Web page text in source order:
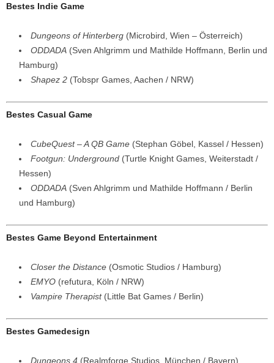
Bestes Indie Game
Dungeons of Hinterberg (Microbird, Wien – Österreich)
ODDADA (Sven Ahlgrimm und Mathilde Hoffmann, Berlin und
Hamburg)
Shapez 2 (Tobspr Games, Aachen / NRW)
Bestes Casual Game
CubeQuest – A QB Game (Stephan Göbel, Kassel / Hessen)
Footgun: Underground (Turtle Knight Games, Weiterstadt /
Hessen)
ODDADA (Sven Ahlgrimm und Mathilde Hoffmann / Berlin
und Hamburg)
Bestes Game Beyond Entertainment
Closer the Distance (Osmotic Studios / Hamburg)
EMYO (refutura, Köln / NRW)
Vampire Therapist(Little Bat Games / Berlin)
Bestes Gamedesign
Dungeons 4 (Realmforge Studios, München / Bayern)